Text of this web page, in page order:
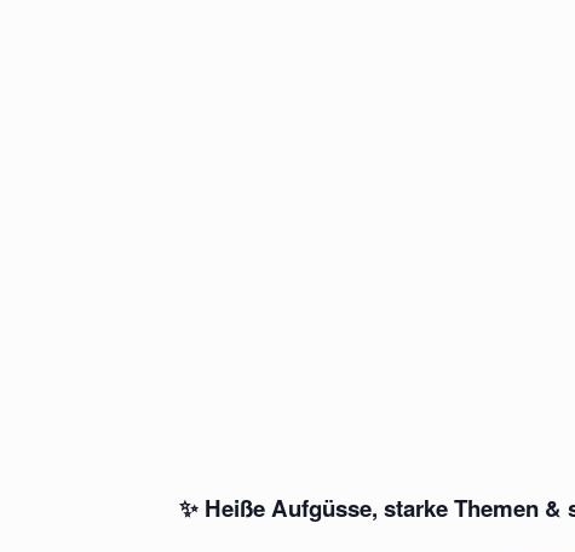
✨ Heiße Aufgüsse, starke Themen &